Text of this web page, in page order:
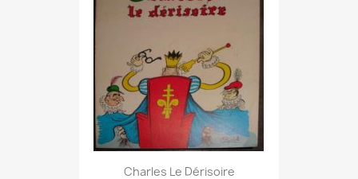
Charles Le Dérisoire